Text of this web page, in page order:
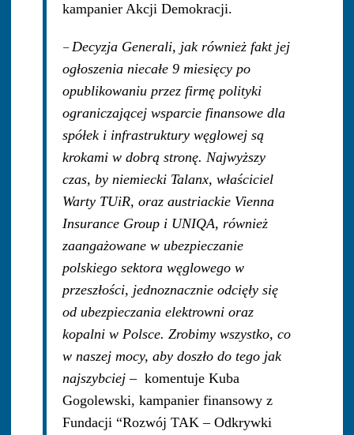
kampanier Akcji Demokracji.
–Decyzja Generali, jak również fakt jej
ogłoszenia niecałe 9 miesięcy po
opublikowaniu przez firmę polityki
ograniczającej wsparcie finansowe dla
spółek i infrastruktury węglowej są
krokami w dobrą stronę. Najwyższy
czas, by niemiecki Talanx, właściciel
Warty TUiR, oraz austriackie Vienna
Insurance Group i UNIQA, również
zaangażowane w ubezpieczanie
polskiego sektora węglowego w
przeszłości, jednoznacznie odcięły się
od ubezpieczania elektrowni oraz
kopalni w Polsce. Zrobimy wszystko, co
w naszej mocy, aby doszło do tego jak
najszybciej– komentuje Kuba
Gogolewski, kampanier finansowy z
Fundacji “Rozwój TAK – Odkrywki